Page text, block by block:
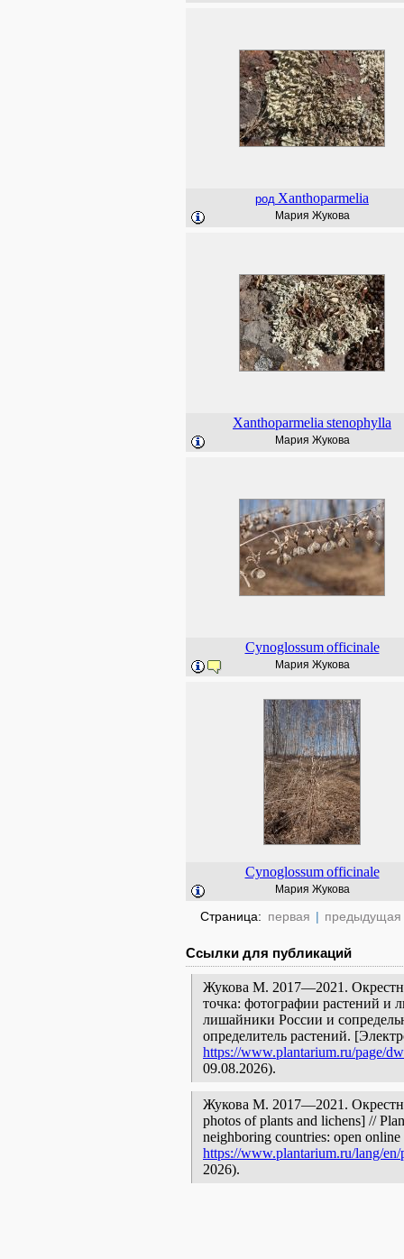
род Xanthoparmelia
Мария Жукова
Xanthoparmelia stenophylla
Мария Жукова
Cynoglossum officinale
Мария Жукова
Cynoglossum officinale
Мария Жукова
Страница: первая | предыдущая
Ссылки для публикаций
Жукова М. 2017—2021.
точка: фотографии растений и
лишайники России и
определитель растений.
https://www.plantarium.ru/page/
09.08.2026).
Жукова М. 2017—2021.
photos of plants and lichens] //
neighboring countries: open
https://www.plantarium.ru/lang/
2026).